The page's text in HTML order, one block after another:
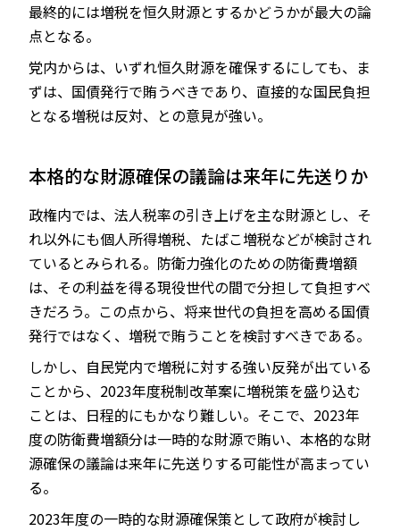
最終的には増税を恒久財源とするかどうかが最大の論
点となる。
党内からは、いずれ恒久財源を確保するにしても、ま
ずは、国債発行で賄うべきであり、直接的な国民負担
となる増税は反対、との意見が強い。
本格的な財源確保の議論は来年に先送りか
政権内では、法人税率の引き上げを主な財源とし、そ
れ以外にも個人所得増税、たばこ増税などが検討され
ているとみられる。防衛力強化のための防衛費増額
は、その利益を得る現役世代の間で分担して負担すべ
きだろう。この点から、将来世代の負担を高める国債
発行ではなく、増税で賄うことを検討すべきである。
しかし、自民党内で増税に対する強い反発が出ている
ことから、2023年度税制改革案に増税策を盛り込む
ことは、日程的にもかなり難しい。そこで、2023年
度の防衛費増額分は一時的な財源で賄い、本格的な財
源確保の議論は来年に先送りする可能性が高まってい
る。
2023年度の一時的な財源確保策として政府が検討し